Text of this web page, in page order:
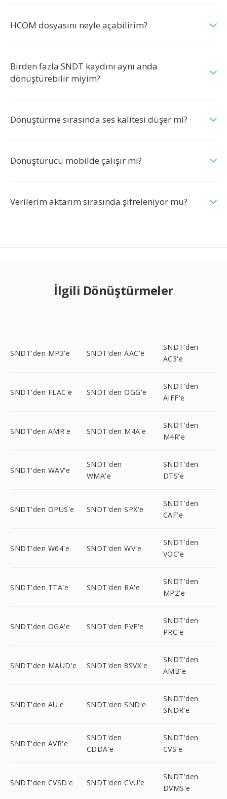
HCOM dosyasını neyle açabilirim?
Birden fazla SNDT kaydını aynı anda
dönüştürebilir miyim?
Dönüştürme sırasında ses kalitesi düşer mi?
Dönüştürücü mobilde çalışır mı?
Verilerim aktarım sırasında şifreleniyor mu?
İlgili Dönüştürmeler
SNDT'den MP3'e SNDT'den AAC'e
SNDT'den
AC3'e
SNDT'den FLAC'e SNDT'den OGG'e
SNDT'den
AIFF'e
SNDT'den AMR'e SNDT'den M4A'e
SNDT'den
M4R'e
SNDT'den WAV'e
SNDT'den
WMA'e
SNDT'den
DTS'e
SNDT'den OPUS'e SNDT'den SPX'e
SNDT'den
CAF'e
SNDT'den W64'e SNDT'den WV'e
SNDT'den
VOC'e
SNDT'den TTA'e SNDT'den RA'e
SNDT'den
MP2'e
SNDT'den OGA'e SNDT'den PVF'e
SNDT'den
PRC'e
SNDT'den MAUD'e SNDT'den 8SVX'e
SNDT'den
AMB'e
SNDT'den AU'e SNDT'den SND'e
SNDT'den
SNDR'e
SNDT'den AVR'e
SNDT'den
CDDA'e
SNDT'den
CVS'e
SNDT'den CVSD'e SNDT'den CVU'e
SNDT'den
DVMS'e